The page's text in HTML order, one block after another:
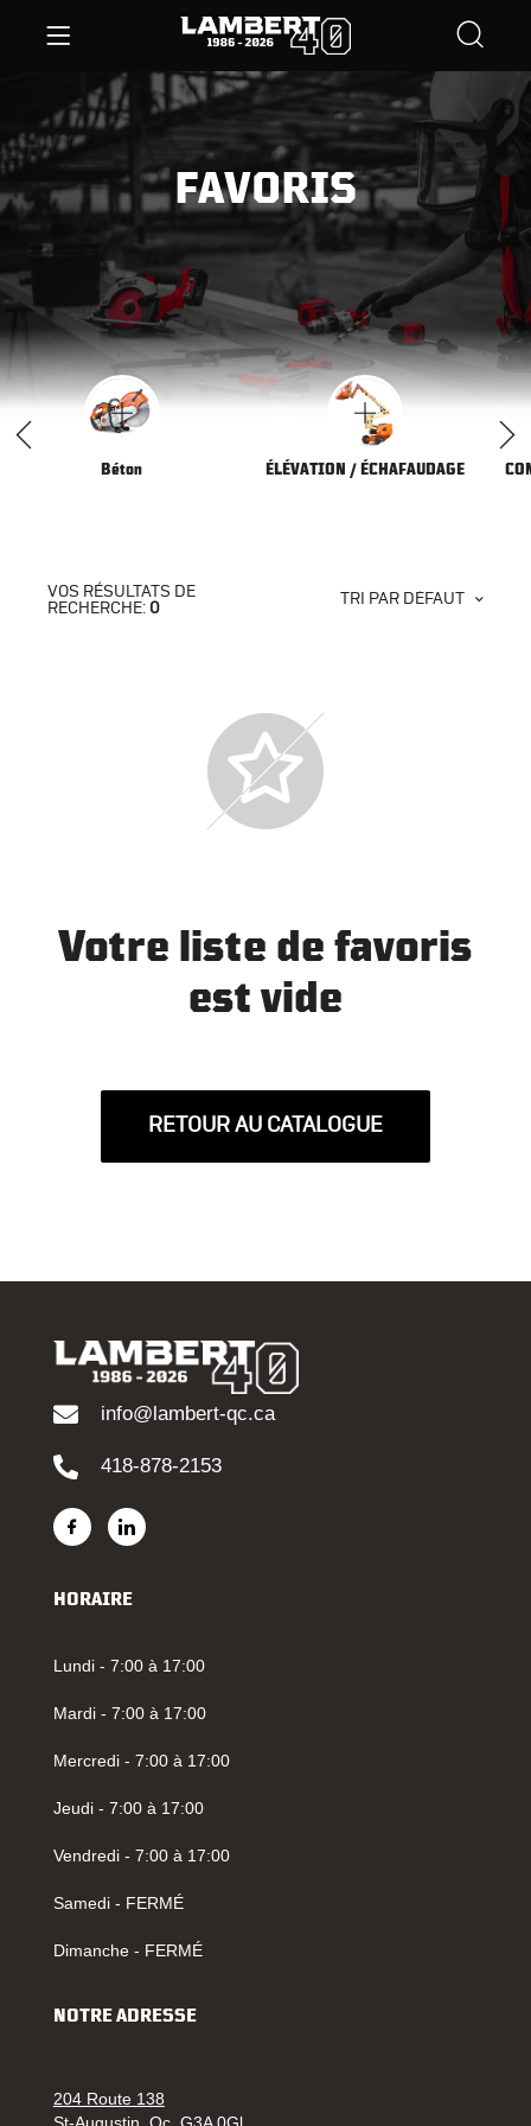
FAVORIS
Béton ÉLÉVATION / ÉCHAFAUDAGE
VOS RÉSULTATS DE
RECHERCHE: 0
TRI PAR DÉFAUT
Votre liste de favoris
est vide
RETOUR AU CATALOGUE
info@lambert-qc.ca
418-878-2153
HORAIRE
Lundi - 7:00 à 17:00
Mardi - 7:00 à 17:00
Mercredi - 7:00 à 17:00
Jeudi - 7:00 à 17:00
Vendredi - 7:00 à 17:00
Samedi - FERMÉ
Dimanche - FERMÉ
NOTRE ADRESSE
204 Route 138